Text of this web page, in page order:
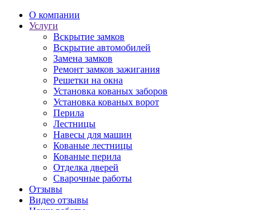
О компании
Услуги
Вскрытие замков
Вскрытие автомобилей
Замена замков
Ремонт замков зажигания
Решетки на окна
Установка кованых заборов
Установка кованых ворот
Перила
Лестницы
Навесы для машин
Кованые лестницы
Кованые перила
Отделка дверей
Сварочные работы
Отзывы
Видео отзывы